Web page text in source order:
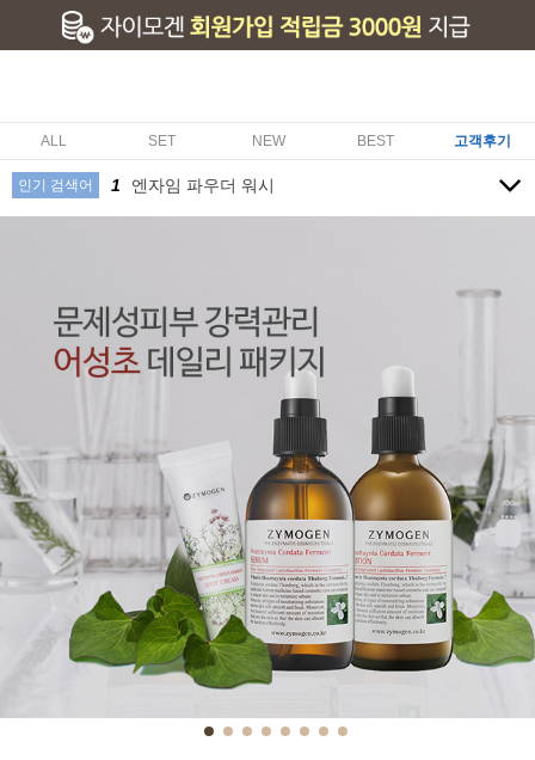
ALL SET NEW BEST 고객후기
인기 검색어
10 센텔라 발효 크림
1
엔자임 파우더 워시
6 문제성 피부 루틴 3종세트
7 모이스처라이징 선크림 SPF35 PA++
8 미백 집중관리 패키지
페이셜 모이스처 오일
1
엔자임 파우더 워시